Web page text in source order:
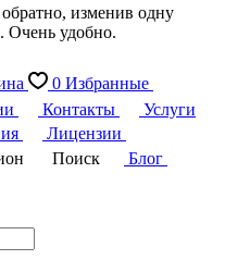
изменив одну
Очень удобно.
0 Избранные
Контакты
Услуги
Лицензии
Поиск
Блог